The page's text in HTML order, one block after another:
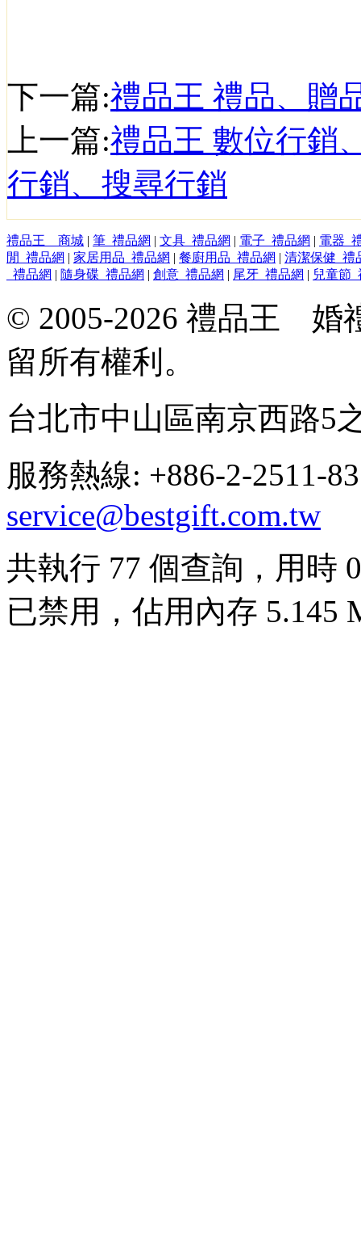
下一篇:禮品王 禮品、贈
上一篇:禮品王 數位行銷
行銷、搜尋行銷
禮品王 商城 | 筆_禮品網 | 文具_禮品網 | 電子_禮品網 | 電器_
閒_禮品網 | 家居用品_禮品網 | 餐廚用品_禮品網 | 清潔保健_禮
_禮品網 | 隨身碟_禮品網 | 創意_禮品網 | 尾牙_禮品網 | 兒童節
© 2005-2026 禮品王 婚
留所有權利。
台北市中山區南京西路5
服務熱線: +886-2-
service@bestgift.com.tw
共執行 77 個查詢，用時
已禁用，佔用內存 5.145